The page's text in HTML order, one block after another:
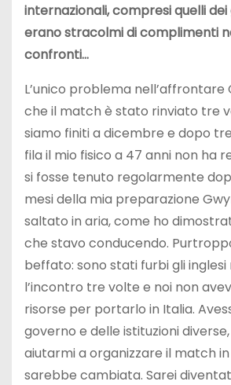
internazionali, compresi quelli dei
erano stracolmi di complimenti
confronti…
L’unico problema
che il match è stato rinviato tre
siamo finiti a dicembre e dopo
fila il mio fisico a 47 anni non ha
si fosse tenuto regolarmente
mesi della mia preparazione
saltato in aria, come ho
che stavo conducendo.
beffato: sono stati furbi gli
l’incontro tre volte e noi non
risorse per portarlo in Italia.
governo e delle istituzioni
aiutarmi a organizzare il match
sarebbe cambiata. Sarei